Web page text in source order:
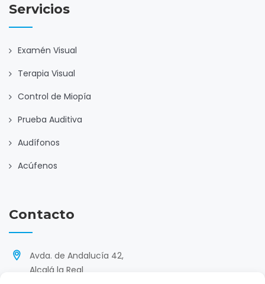
Servicios
Examén Visual
Terapia Visual
Control de Miopía
Prueba Auditiva
Audífonos
Acúfenos
Contacto
Avda. de Andalucía 42,
Alcalá la Real